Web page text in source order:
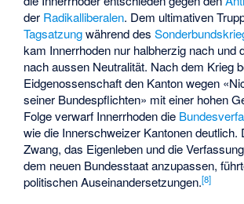
der Radikalliberalen. Dem ultimativen
Tagsatzungwährend des
kam Innerrhoden nur halbherzig nach und
nach aussen Neutralität. Nach dem Krieg
Eidgenossenschaft den Kanton wegen
seiner Bundespflichten» mit einer hohen
Folge verwarf Innerrhoden die
wie die Innerschweizer Kantonen deutlich.
Zwang, das Eigenleben und die
dem neuen Bundesstaat anzupassen,
politischen Auseinandersetzungen.[8]